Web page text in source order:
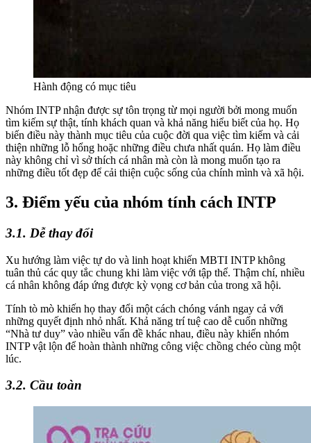
Hành động có mục tiêu
Nhóm INTP nhận được sự tôn trọng từ mọi người bởi mong muốn
tìm kiếm sự thật, tính khách quan và khả năng hiểu biết của họ. Họ
biến điều này thành mục tiêu của cuộc đời qua việc tìm kiếm và cải
thiện những lỗ hổng hoặc những điều chưa nhất quán. Họ làm điều
này không chỉ vì sở thích cá nhân mà còn là mong muốn tạo ra
những điều tốt đẹp để cải thiện cuộc sống của chính mình và xã hội.
3. Điểm yếu của nhóm tính cách INTP
3.1. Dễ thay đổi
Xu hướng làm việc tự do và linh hoạt khiến MBTI INTP không
tuân thủ các quy tắc chung khi làm việc với tập thể. Thậm chí, nhiều
cá nhân không đáp ứng được kỳ vọng cơ bản của trong xã hội.
Tính tò mò khiến họ thay đổi một cách chóng vánh ngay cả với
những quyết định nhỏ nhất. Khả năng trí tuệ cao dễ cuốn những
“Nhà tư duy” vào nhiều vấn đề khác nhau, điều này khiến nhóm
INTP vật lộn để hoàn thành những công việc chồng chéo cùng một
lúc.
3.2. Cầu toàn